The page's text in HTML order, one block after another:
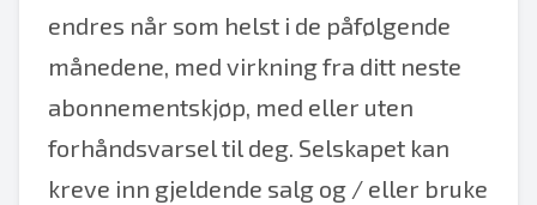
endres når som helst i de påfølgende
månedene, med virkning fra ditt neste
abonnementskjøp, med eller uten
forhåndsvarsel til deg. Selskapet kan
kreve inn gjeldende salg og / eller bruke